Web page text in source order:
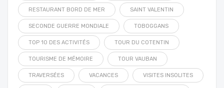
RESTAURANT BORD DE MER SAINT VALENTIN
SECONDE GUERRE MONDIALE TOBOGGANS
TOP 10 DES ACTIVITÉS TOUR DU COTENTIN
TOURISME DE MÉMOIRE TOUR VAUBAN
TRAVERSÉES VACANCES VISITES INSOLITES